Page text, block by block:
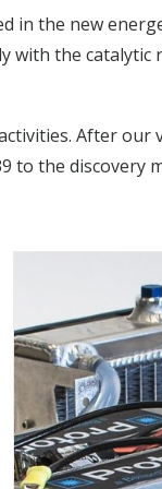
in the new
with the
After our
the discovery